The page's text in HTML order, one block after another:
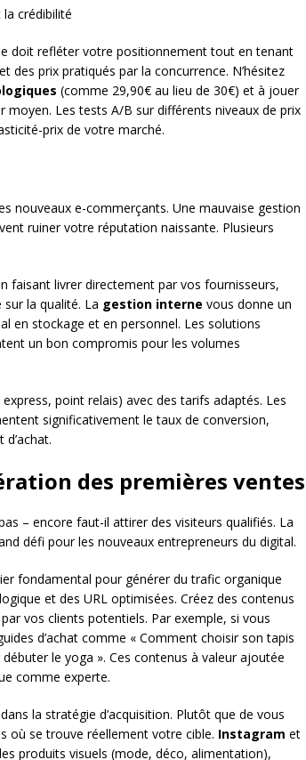
crédibilité
doit refléter votre positionnement tout en tenant
prix pratiqués par la concurrence. N’hésitez
(comme 29,90€ au lieu de 30€) et à jouer
Les tests A/B sur différents niveaux de prix
prix de votre marché.
nouveaux e-commerçants. Une mauvaise gestion
ruiner votre réputation naissante. Plusieurs
faisant livrer directement par vos fournisseurs,
la qualité. La gestion interne vous donne un
en stockage et en personnel. Les solutions
un bon compromis pour les volumes
point relais) avec des tarifs adaptés. Les
significativement le taux de conversion,
des premières ventes
– encore faut-il attirer des visiteurs qualifiés. La
défi pour les nouveaux entrepreneurs du digital.
fondamental pour générer du trafic organique
et des URL optimisées. Créez des contenus
vos clients potentiels. Par exemple, si vous
d’achat comme « Comment choisir son tapis
le yoga ». Ces contenus à valeur ajoutée
comme experte.
la stratégie d’acquisition. Plutôt que de vous
où se trouve réellement votre cible. Instagram et
produits visuels (mode, déco, alimentation),